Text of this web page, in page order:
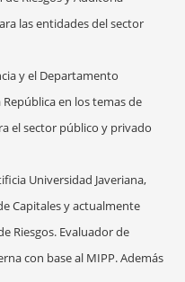
las entidades del sector
y el Departamento
en los temas de
el sector público y privado
Universidad Javeriana,
Capitales y actualmente
Riesgos. Evaluador de
con base al MIPP. Además